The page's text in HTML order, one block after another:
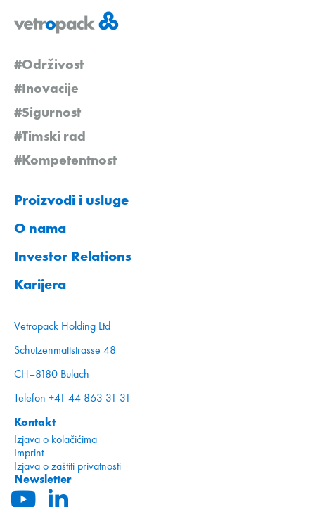
#Održivost
#Inovacije
#Sigurnost
#Timski rad
#Kompetentnost
Proizvodi i usluge
O nama
Investor Relations
Karijera
Vetropack Holding Ltd
Schützenmattstrasse 48
CH–8180 Bülach
Telefon +41 44 863 31 31
Kontakt
Izjava o kolačićima
Imprint
Izjava o zaštiti privatnosti
Newsletter